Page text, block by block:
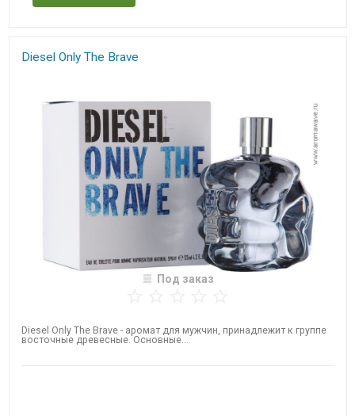
​Diesel Only The Brave
Под заказ
Diesel Only The Brave - аромат для мужчин, принадлежит к группе
восточные древесные. Основные...